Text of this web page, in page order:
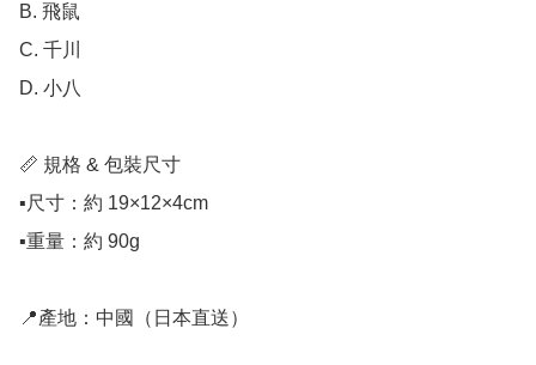
B. 飛鼠
C. 千川
D. 小八
📏 規格 & 包裝尺寸
▪️尺寸：約 19×12×4cm
▪️重量：約 90g
📍產地：中國（日本直送）